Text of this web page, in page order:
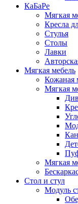
КаБаРе
Мягкая
Кресла
Стулья
Столы
Лавки
Мягкая мебель
Кожаная
Мягкая
Мягкая
Стол и стул
Модуль